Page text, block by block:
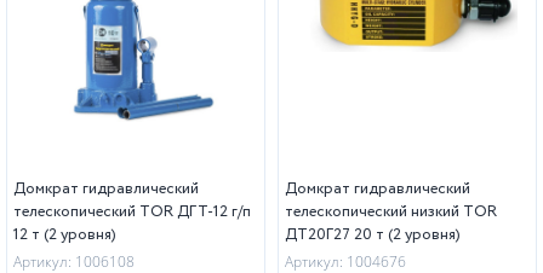
Домкрат гидравлический
телескопический TOR ДГТ-12 г/п
12 т (2 уровня)
Артикул: 1006108
Домкрат гидравлический
телескопический низкий TOR
ДТ20Г27 20 т (2 уровня)
Артикул: 1004676